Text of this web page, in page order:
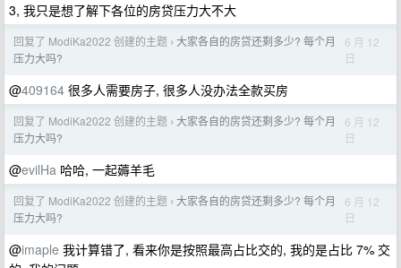
3, 我只是想了解下各位的房贷压力大不大
回复了 ModiKa2022 创建的主题 › 大家各自的房贷还剩多少? 每个月
压力大吗?
6 月 12
日
@409164 很多人需要房子, 很多人没办法全款买房
回复了 ModiKa2022 创建的主题 › 大家各自的房贷还剩多少? 每个月
压力大吗?
6 月 12
日
@evilHa 哈哈, 一起薅羊毛
回复了 ModiKa2022 创建的主题 › 大家各自的房贷还剩多少? 每个月
压力大吗?
6 月 12
日
@imaple 我计算错了, 看来你是按照最高占比交的, 我的是占比 7% 交